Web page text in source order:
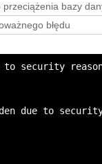
bazy
błędu
to security
due to